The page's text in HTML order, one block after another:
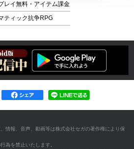
レイ無料・アイテム課金
ティック抗争RPG
情報、音声、動画等は株式会社セガの著作権により保
為を禁止いたします。